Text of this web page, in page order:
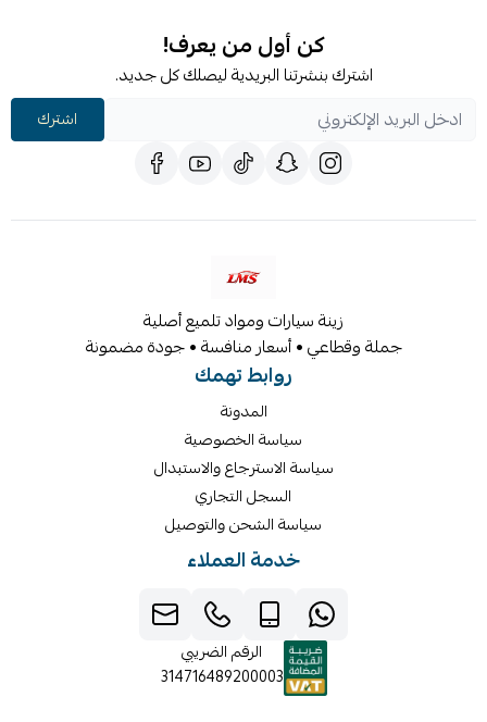
كن أول من يعرف!
اشترك بنشرتنا البريدية ليصلك كل جديد.
اشترك
زينة سيارات ومواد تلميع أصلية
جملة وقطاعي • أسعار منافسة • جودة مضمونة
روابط تهمك
المدونة
سياسة الخصوصية
سياسة الاسترجاع والاستبدال
السجل التجاري
سياسة الشحن والتوصيل
خدمة العملاء
الرقم الضريبي
314716489200003